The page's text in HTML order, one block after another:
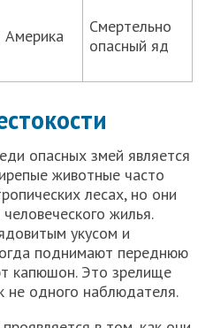
Смертельно
опасный яд
опасных змей является
животные часто
лесах, но они
жилья.
укусом и
поднимают переднюю
капюшон. Это зрелище
не одного наблюдателя.